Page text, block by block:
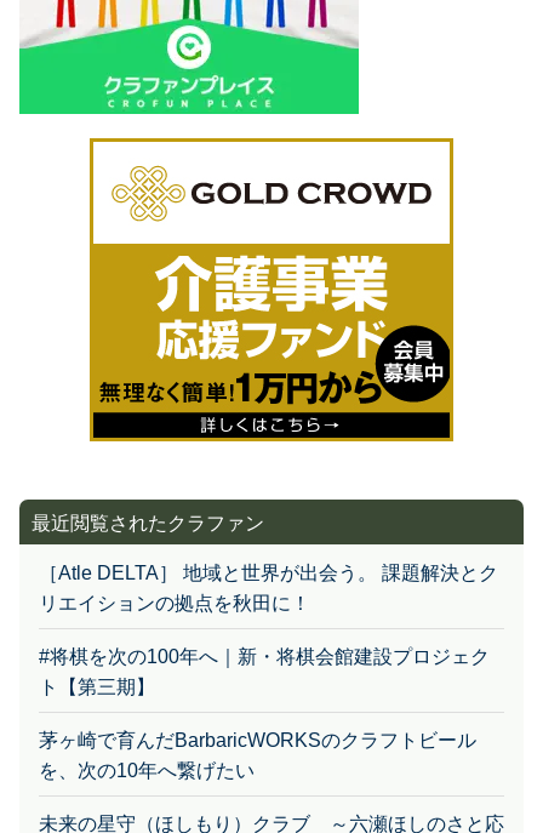
最近閲覧されたクラファン
［Atle DELTA］ 地域と世界が出会う。 課題解決とク
リエイションの拠点を秋田に！
#将棋を次の100年へ｜新・将棋会館建設プロジェク
ト【第三期】
茅ヶ崎で育んだBarbaricWORKSのクラフトビール
を、次の10年へ繋げたい
未来の星守（ほしもり）クラブ ～六瀬ほしのさと応